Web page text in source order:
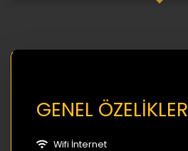
GENEL ÖZELİKLER
Wifi İnternet